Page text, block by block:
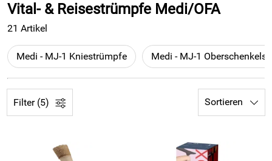
Vital- & Reisestrümpfe Medi/OFA
21 Artikel
Medi - MJ-1 Kniestrümpfe
Filter (5) Sortieren